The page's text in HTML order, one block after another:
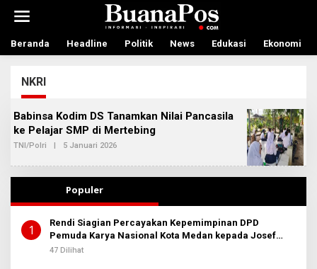
t
Beranda Headline Politik News Edukasi Ekonomi
NKRI
Babinsa Kodim DS Tanamkan Nilai Pancasila
ke Pelajar SMP di Mertebing
TNI/Polri | 5 Januari 2026
E
H
M
N
B
Populer
1
Rendi Siagian Percayakan Kepemimpinan DPD
Pemuda Karya Nasional Kota Medan kepada Josef
Sembiring
47 Dilihat